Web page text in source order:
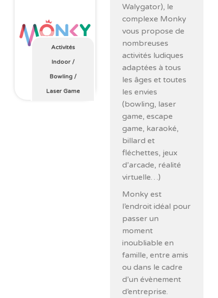
Activités
Indoor /
Bowling /
Laser Game
Walygator), le
complexe Monky
vous propose de
nombreuses
activités ludiques
adaptées à tous
les âges et toutes
les envies
(bowling, laser
game, escape
game, karaoké,
billard et
fléchettes, jeux
d’arcade, réalité
virtuelle…)
Monky est
l’endroit idéal pour
passer un
moment
inoubliable en
famille, entre amis
ou dans le cadre
d’un évènement
d’entreprise.